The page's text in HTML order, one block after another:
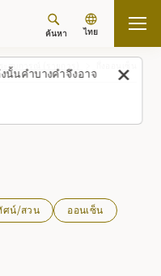
นั้นคำบางคำจึงอาจ
ค้นหา ไทย
สบการณ์ (รายการ)
ศน์/สวน
ออนเซ็น